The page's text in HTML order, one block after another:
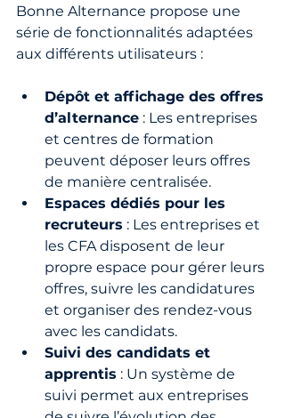
Bonne Alternance propose une
série de fonctionnalités adaptées
aux différents utilisateurs :
Dépôt et affichage des offres
d’alternance : Les entreprises
et centres de formation
peuvent déposer leurs offres
de manière centralisée.
Espaces dédiés pour les
recruteurs : Les entreprises et
les CFA disposent de leur
propre espace pour gérer leurs
offres, suivre les candidatures
et organiser des rendez-vous
avec les candidats.
Suivi des candidats et
apprentis : Un système de
suivi permet aux entreprises